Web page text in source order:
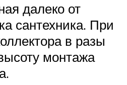
далеко от
сантехника. При
в разы
монтажа